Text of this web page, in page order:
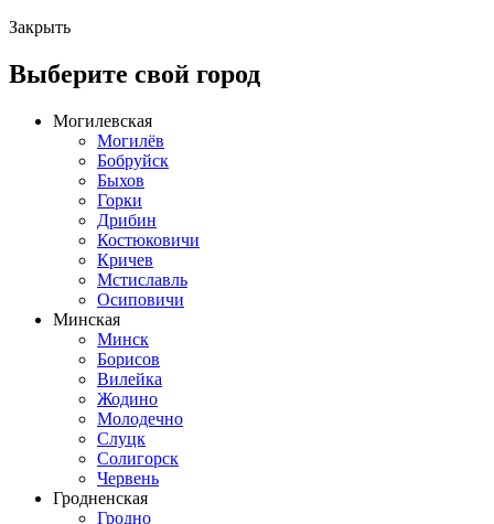
Закрыть
Выберите свой город
Могилевская
Могилёв
Бобруйск
Быхов
Горки
Дрибин
Костюковичи
Кричев
Мстиславль
Осиповичи
Минская
Минск
Борисов
Вилейка
Жодино
Молодечно
Слуцк
Солигорск
Червень
Гродненская
Гродно